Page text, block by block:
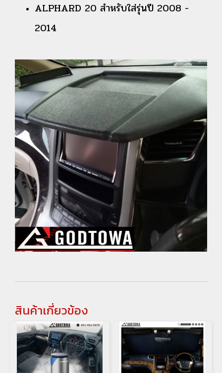
ALPHARD 20 สำหรับใส่รุ่นปี 2008 -
2014
สินค้าเกี่ยวข้อง